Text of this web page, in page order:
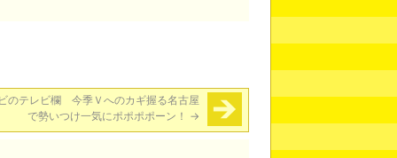
のテレビ欄 今季Ｖへのカギ握る名古屋
で勢いつけ一気にポポポポーン！ →